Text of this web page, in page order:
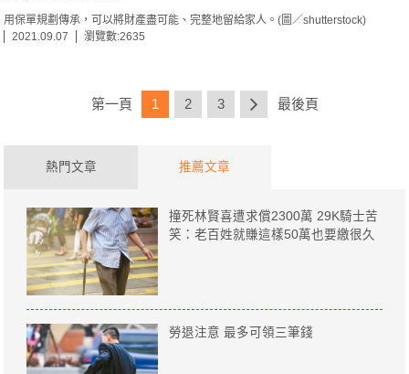
用保單規劃傳承，可以將財產盡可能、完整地留給家人。(圖／shutterstock)
2021.09.07
瀏覽數:2635
第一頁 1 2 3 最後頁
熱門文章 推薦文章
撞死林賢喜遭求償2300萬 29K騎士苦
笑：老百姓就賺這樣50萬也要繳很久
勞退注意 最多可領三筆錢